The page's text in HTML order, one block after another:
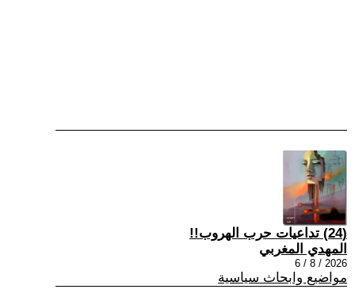
(24) تداعيات حرب الهروب!!
المهدي المغربي
2026 / 8 / 6
مواضيع وابحاث سياسية